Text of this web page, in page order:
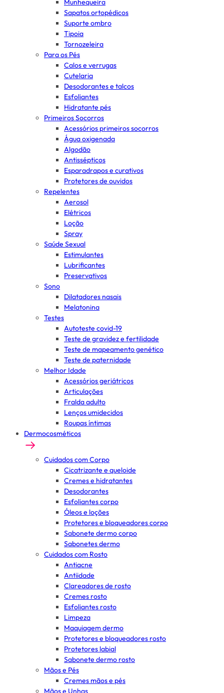
Munhequeira
Sapatos ortopédicos
Suporte ombro
Tipoia
Tornozeleira
Para os Pés
Calos e verrugas
Cutelaria
Desodorantes e talcos
Esfoliantes
Hidratante pés
Primeiros Socorros
Acessórios primeiros socorros
Água oxigenada
Algodão
Antissépticos
Esparadrapos e curativos
Protetores de ouvidos
Repelentes
Aerosol
Elétricos
Loção
Spray
Saúde Sexual
Estimulantes
Lubrificantes
Preservativos
Sono
Dilatadores nasais
Melatonina
Testes
Autoteste covid-19
Teste de gravidez e fertilidade
Teste de mapeamento genético
Teste de paternidade
Melhor Idade
Acessórios geriátricos
Articulações
Fralda adulto
Lenços umidecidos
Roupas íntimas
Dermocosméticos
Cuidados com Corpo
Cicatrizante e queloide
Cremes e hidratantes
Desodorantes
Esfoliantes corpo
Óleos e loções
Protetores e bloqueadores corpo
Sabonete dermo corpo
Sabonetes dermo
Cuidados com Rosto
Antiacne
Antiidade
Clareadores de rosto
Cremes rosto
Esfoliantes rosto
Limpeza
Maquiagem dermo
Protetores e bloqueadores rosto
Protetores labial
Sabonete dermo rosto
Mãos e Pés
Cremes mãos e pés
Mãos e Unhas